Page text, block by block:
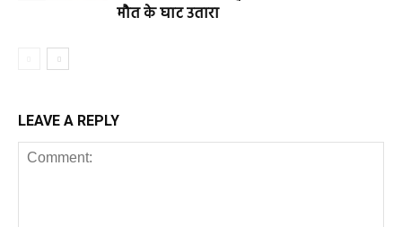
मौत के घाट उतारा
LEAVE A REPLY